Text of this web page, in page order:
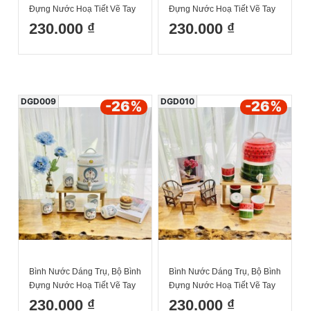
Đựng Nước Hoạ Tiết Vẽ Tay
Đào Hồng Decor Dễ Thương
Cốc Uống Nước Sứ Bát
230.000 ₫
Đựng Nước Hoạ Tiết Vẽ Tay
DoRaeMon Decor Dễ
Thương Cốc Uống Nước Sứ
230.000 ₫
Bình Nước Dáng Trụ, Bộ Bình
Đựng Nước Hoạ Tiết Vẽ Tay
DoRaeMon Dáng Cốc Tròn
230.000 ₫
DGD009 -26%
Bình Nước Dáng Trụ, Bộ Bình
Đựng Nước Hoạ Tiết Vẽ Tay
Dưa Hấu Decor Dễ Thương
230.000 ₫
DGD010 -26%